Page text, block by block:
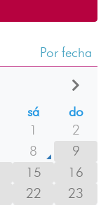
Por fecha
sá
do
1
2
8
9
15
16
22
23